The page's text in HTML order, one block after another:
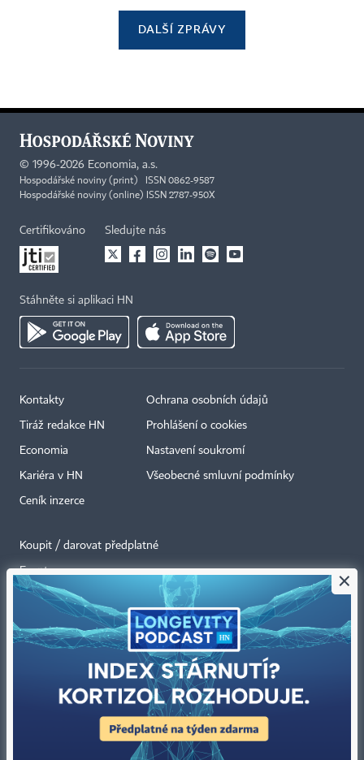
DALŠÍ ZPRÁVY
© 1996-2026 Economia, a.s.
Hospodářské noviny (print) ISSN 0862-9587
Hospodářské noviny (online) ISSN 2787-950X
Certifikováno Sledujte nás
Stáhněte si aplikaci HN
Kontakty
Tiráž redakce HN
Economia
Kariéra v HN
Ceník inzerce
Ochrana osobních údajů
Prohlášení o cookies
Nastavení soukromí
Všeobecné smluvní podmínky
Koupit / darovat předplatné
Eventy
Newslettery
Autorská práva vykonává vydavatel. Bez písemného svolení vydavatele je
zakázáno jakékoli užití částí nebo celku díla, zejména rozmnožování a šíření
jakýmkoli způsobem, mechanickým nebo elektronickým, v českém nebo
jiném jazyce. Bez souhlasu vydavatele je zakázáno též rozmnožování
obsahu pro účely automatizované analýzy textů nebo dat
podle ustanovení § 39c autorského zákona.
×